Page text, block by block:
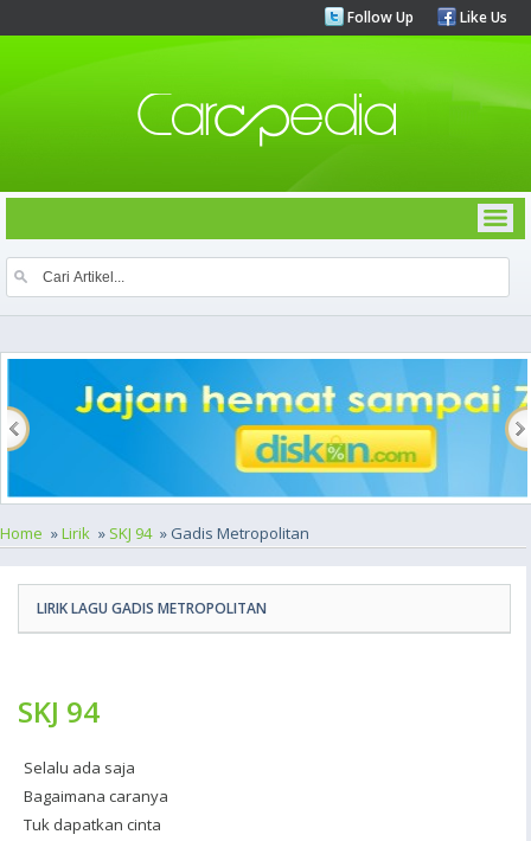
Follow Up Like Us
Home »Lirik » SKJ 94 » Gadis Metropolitan
LIRIK LAGU GADIS METROPOLITAN
SKJ 94
Selalu ada saja
Bagaimana caranya
Tuk dapatkan cinta